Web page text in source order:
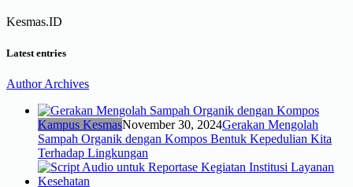
Kesmas.ID
Latest entries
Author Archives
Kampus KesmasNovember 30, 2024Gerakan Mengolah
Sampah Organik dengan Kompos Bentuk Kepedulian Kita
Terhadap Lingkungan